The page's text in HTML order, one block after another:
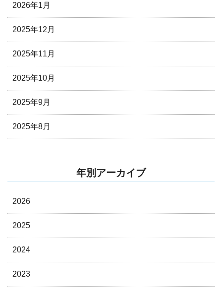
2026年1月
2025年12月
2025年11月
2025年10月
2025年9月
2025年8月
年別アーカイブ
2026
2025
2024
2023